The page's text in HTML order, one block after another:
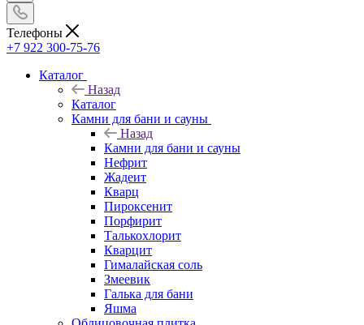
Телефоны
+7 922 300-75-76
Каталог
Назад
Каталог
Камни для бани и сауны
Назад
Камни для бани и сауны
Нефрит
Жадеит
Кварц
Пироксенит
Порфирит
Талькохлорит
Кварцит
Гималайская соль
Змеевик
Галька для бани
Яшма